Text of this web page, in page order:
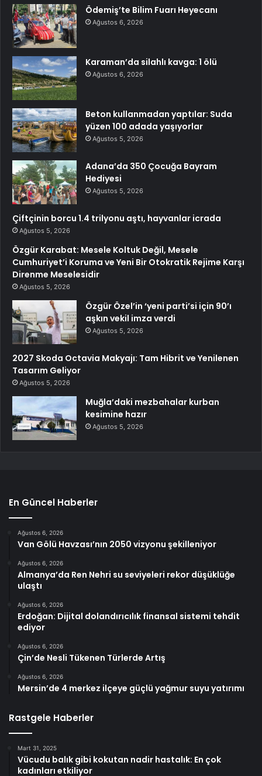
Ödemiş’te Bilim Fuarı Heyecanı
Ağustos 6, 2026
Karaman’da silahlı kavga: 1 ölü
Ağustos 6, 2026
Beton kullanmadan yaptılar: Suda
yüzen 100 adada yaşıyorlar
Ağustos 5, 2026
Adana’da 350 Çocuğa Bayram
Hediyesi
Ağustos 5, 2026
Çiftçinin borcu 1.4 trilyonu aştı, hayvanlar icrada
Ağustos 5, 2026
Özgür Karabat: Mesele Koltuk Değil, Mesele
Cumhuriyet’i Koruma ve Yeni Bir Otokratik Rejime Karşı
Direnme Meselesidir
Ağustos 5, 2026
Özgür Özel’in ‘yeni parti’si için 90’ı
aşkın vekil imza verdi
Ağustos 5, 2026
2027 Skoda Octavia Makyajı: Tam Hibrit ve Yenilenen
Tasarım Geliyor
Ağustos 5, 2026
Muğla’daki mezbahalar kurban
kesimine hazır
Ağustos 5, 2026
En Güncel Haberler
Ağustos 6, 2026
Van Gölü Havzası’nın 2050 vizyonu şekilleniyor
Ağustos 6, 2026
Almanya’da Ren Nehri su seviyeleri rekor düşüklüğe
ulaştı
Ağustos 6, 2026
Erdoğan: Dijital dolandırıcılık finansal sistemi tehdit
ediyor
Ağustos 6, 2026
Çin’de Nesli Tükenen Türlerde Artış
Ağustos 6, 2026
Mersin’de 4 merkez ilçeye güçlü yağmur suyu yatırımı
Rastgele Haberler
Mart 31, 2025
Vücudu balık gibi kokutan nadir hastalık: En çok
kadınları etkiliyor